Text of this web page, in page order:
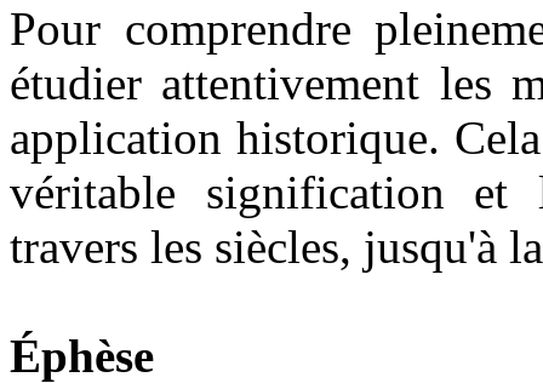
Pour comprendre
étudier attentivement les
application historique.
véritable signification et
travers les siècles, jusqu'à
Éphèse